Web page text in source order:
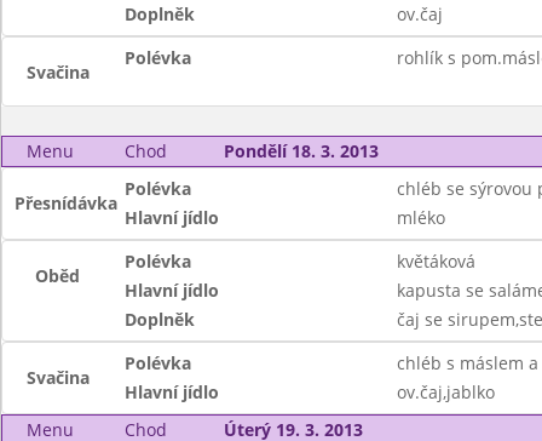
Doplněk
ov.čaj
Svačina
Polévka rohlík s
Menu Chod Pondělí 18. 3. 2013
Přesnídávka
Polévka
chléb se sýrovou
Hlavní jídlo
mléko
Oběd
Polévka
květáková
Hlavní jídlo
kapusta se
Doplněk
čaj se
Svačina
Polévka
chléb s máslem
Hlavní jídlo
ov.čaj,jablko
Menu
Chod Úterý 19. 3. 2013